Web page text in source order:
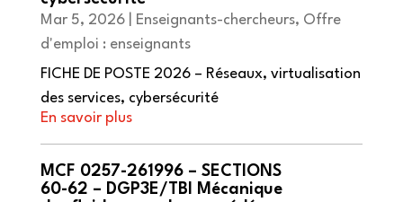
Mar 5, 2026| Enseignants-chercheurs, Offre
d'emploi : enseignants
FICHE DE POSTE 2026 – Réseaux, virtualisation
des services, cybersécurité
MCF 0257-261996 – SECTIONS
60-62 – DGP3E/TBI Mécanique